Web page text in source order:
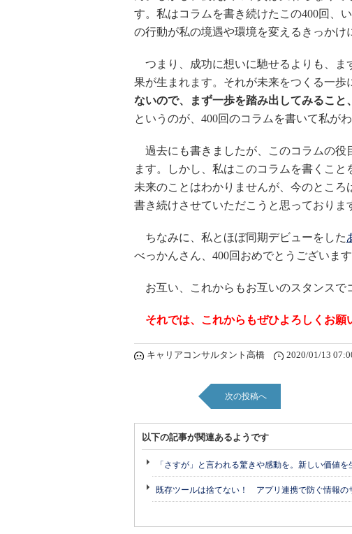
す。私はコラムを書き続けたこの400回、
の行動が私の境遇や環境を変えるきっかけ
つまり、成功に想いに馳せるよりも、ま
果が生まれます。それが未来をつくる一歩
ないので、まず一歩を踏み出してみるこ
というのが、400回のコラムを書いて私が
過去にも書きましたが、このコラムの役
ます。しかし、私はこのコラムを書くこと
未来のことはわかりませんが、今のとこ
書き続けさせていただこうと思っておりま
ちなみに、私とほぼ同期デビューをした
べっかんさん、400回おめでとうございます
お互い、これからもお互いのスタンスで
それでは、これからもぜひよろしくお願
キャリアコンサルタント高橋 2020/01/13
次の投稿へ
以下の記事が関連あるようです
「さすが」と言われる驚きや感動を。新しい価値
既存ツールは捨てない！ アプリ連携で防ぐ情報の